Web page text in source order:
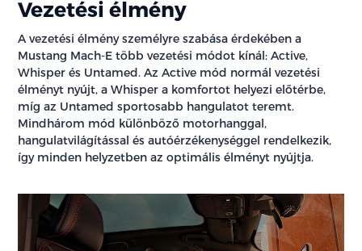
Vezetési élmény
A vezetési élmény személyre szabása érdekében a
Mustang Mach-E több vezetési módot kínál: Active,
Whisper és Untamed. Az Active mód normál vezetési
élményt nyújt, a Whisper a komfortot helyezi előtérbe,
míg az Untamed sportosabb hangulatot teremt.
Mindhárom mód különböző motorhanggal,
hangulatvilágítással és autóérzékenységgel rendelkezik,
így minden helyzetben az optimális élményt nyújtja.